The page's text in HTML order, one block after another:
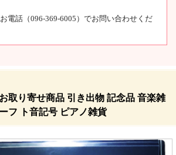
4,000円～5,000円
電話（096-369-6005）でお問い合わせくだ
取り寄せ商品 引き出物 記念品 音楽雑
フ ト音記号 ピアノ雑貨